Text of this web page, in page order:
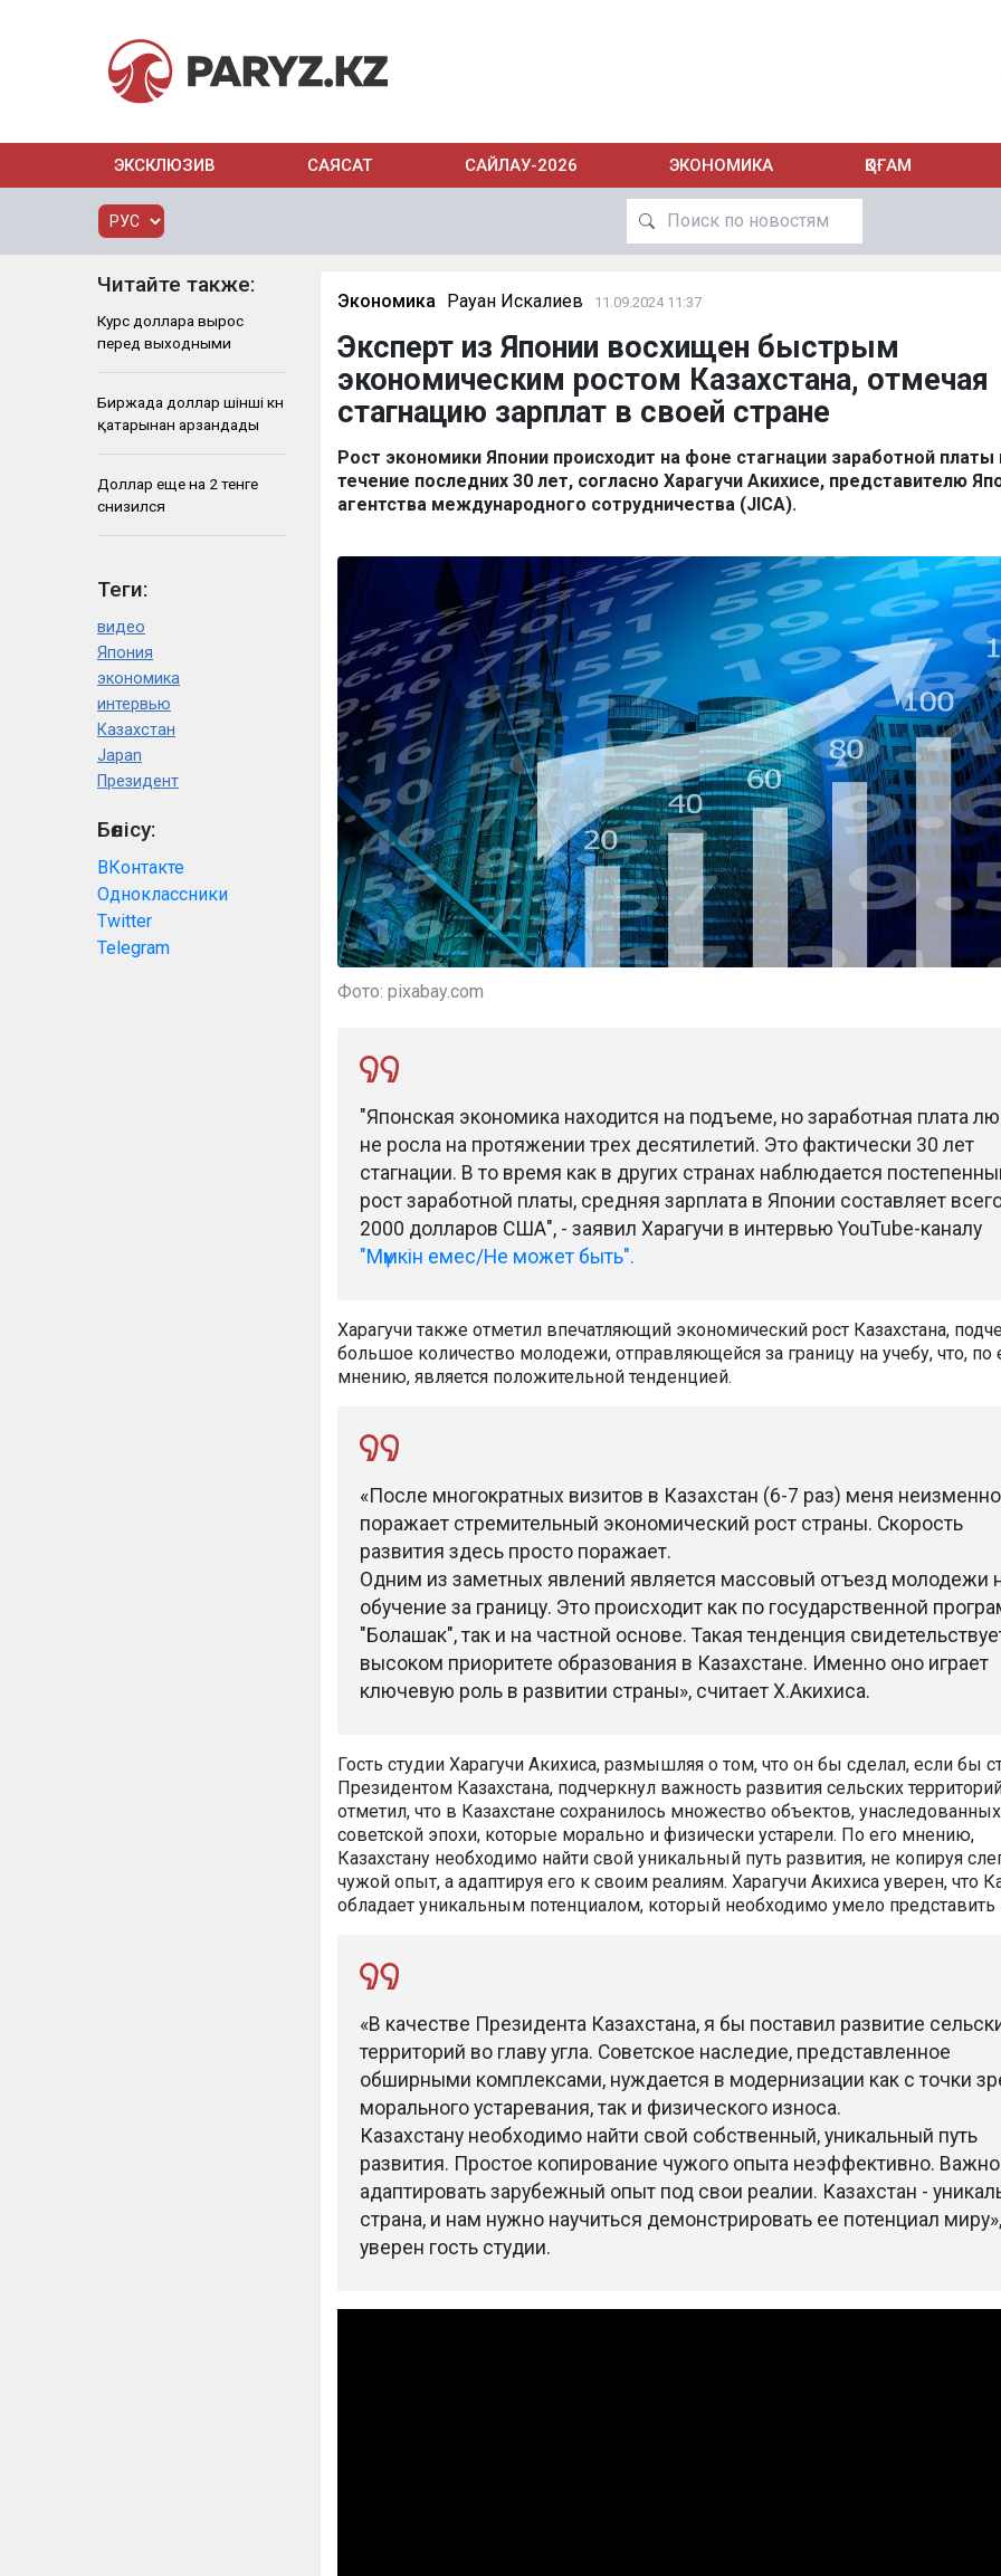
ЭКСКЛЮЗИВ САЯСАТ САЙЛАУ-2026 ЭКОНОМИКА ҚОҒАМ
Читайте также:
Курс доллара вырос
перед выходными
Биржада доллар үшінші күн
қатарынан арзандады
Доллар еще на 2 тенге
снизился
Теги:
видео
Япония
экономика
интервью
Казахстан
Japan
Президент
Бөлісу:
ВКонтакте
Одноклассники
Twitter
Telegram
Экономика Рауан Искалиев 11.09.2024 11:37
Эксперт из Японии восхищен быстрым
экономическим ростом Казахстана, отмечая
стагнацию зарплат в своей стране
Рост экономики Японии происходит на фоне стагнации заработной платы
течение последних 30 лет, согласно Харагучи Акихисе, представителю
агентства международного сотрудничества (JICA).
Фото: pixabay.com
"Японская экономика находится на подъеме, но заработная плата
не росла на протяжении трех десятилетий. Это фактически 30 лет
стагнации. В то время как в других странах наблюдается
рост заработной платы, средняя зарплата в Японии составляет
2000 долларов США", - заявил Харагучи в интервью YouTube-каналу
"Мүмкін емес/Не может быть".
Харагучи также отметил впечатляющий экономический рост Казахстана,
большое количество молодежи, отправляющейся за границу на учебу, что, по
мнению, является положительной тенденцией.
«После многократных визитов в Казахстан (6-7 раз) меня неизменно
поражает стремительный экономический рост страны. Скорость
развития здесь просто поражает.
Одним из заметных явлений является массовый отъезд молодежи
обучение за границу. Это происходит как по государственной
"Болашак", так и на частной основе. Такая тенденция
высоком приоритете образования в Казахстане. Именно оно играет
ключевую роль в развитии страны», считает Х.Акихиса.
Гость студии Харагучи Акихиса, размышляя о том, что он бы сделал, если бы
Президентом Казахстана, подчеркнул важность развития сельских
отметил, что в Казахстане сохранилось множество объектов,
советской эпохи, которые морально и физически устарели. По его мнению,
Казахстану необходимо найти свой уникальный путь развития, не копируя
чужой опыт, а адаптируя его к своим реалиям. Харагучи Акихиса уверен, что
обладает уникальным потенциалом, который необходимо умело представить
«В качестве Президента Казахстана, я бы поставил развитие
территорий во главу угла. Советское наследие, представленное
обширными комплексами, нуждается в модернизации как с точки
морального устаревания, так и физического износа.
Казахстану необходимо найти свой собственный, уникальный путь
развития. Простое копирование чужого опыта неэффективно. Важно
адаптировать зарубежный опыт под свои реалии. Казахстан -
страна, и нам нужно научиться демонстрировать ее потенциал
уверен гость студии.